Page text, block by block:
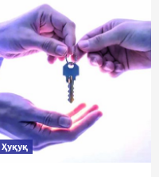
Ҳуқуқ